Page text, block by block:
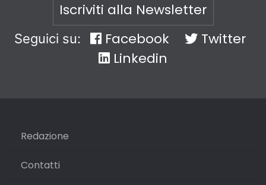
Iscriviti alla Newsletter
Seguici su: Facebook
Twitter
Linkedin
Redazione
Contatti